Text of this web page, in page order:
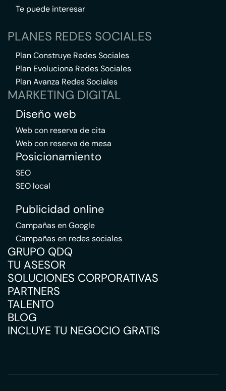
Te puede interesar
PLANES REDES SOCIALES
Plan Construye Redes Sociales
Plan Evoluciona Redes Sociales
Plan Avanza Redes Sociales
MARKETING DIGITAL
Diseño web
Web con reserva de cita
Web con reserva de mesa
Posicionamiento
SEO
SEO local
Publicidad online
Campañas en Google
Campañas en redes sociales
GRUPO QDQ
TU ASESOR
SOLUCIONES CORPORATIVAS
PARTNERS
TALENTO
BLOG
INCLUYE TU NEGOCIO GRATIS